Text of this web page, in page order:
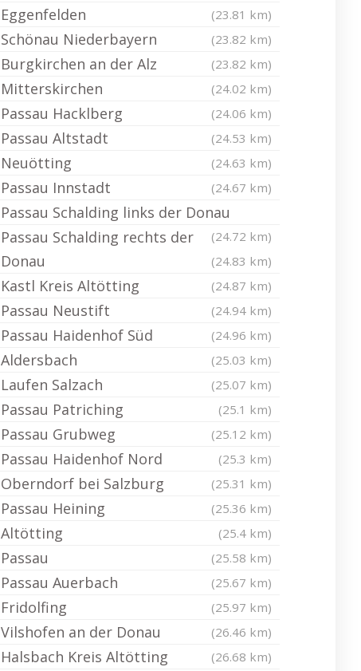
Eggenfelden (23.81 km)
Schönau Niederbayern (23.82 km)
Burgkirchen an der Alz (23.82 km)
Mitterskirchen (24.02 km)
Passau Hacklberg (24.06 km)
Passau Altstadt (24.53 km)
Neuötting (24.63 km)
Passau Innstadt (24.67 km)
Passau Schalding links der Donau
(24.72 km)
Passau Schalding rechts der
Donau
(24.83 km)
Kastl Kreis Altötting (24.87 km)
Passau Neustift (24.94 km)
Passau Haidenhof Süd (24.96 km)
Aldersbach (25.03 km)
Laufen Salzach (25.07 km)
Passau Patriching (25.1 km)
Passau Grubweg (25.12 km)
Passau Haidenhof Nord (25.3 km)
Oberndorf bei Salzburg (25.31 km)
Passau Heining (25.36 km)
Altötting (25.4 km)
Passau (25.58 km)
Passau Auerbach (25.67 km)
Fridolfing (25.97 km)
Vilshofen an der Donau (26.46 km)
Halsbach Kreis Altötting (26.68 km)